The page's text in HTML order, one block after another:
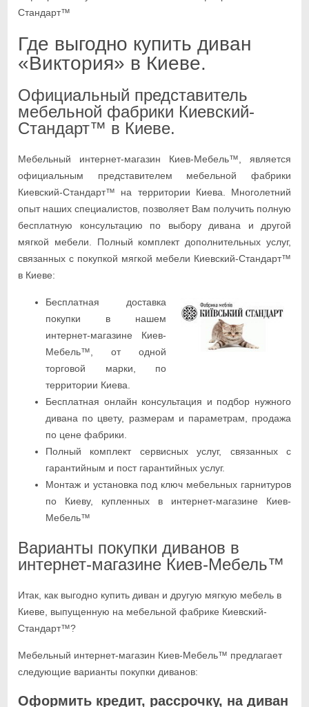
Стандарт™
Где выгодно купить диван
«Виктория» в Киеве.
Официальный представитель
мебельной фабрики Киевский-
Стандарт™ в Киеве.
Мебельный интернет-магазин Киев-Мебель™, является
официальным представителем мебельной фабрики
Киевский-Стандарт™ на территории Киева. Многолетний
опыт наших специалистов, позволяет Вам получить полную
бесплатную консультацию по выбору дивана и другой
мягкой мебели. Полный комплект дополнительных услуг,
связанных с покупкой мягкой мебели Киевский-Стандарт™
в Киеве:
Бесплатная доставка
покупки в нашем
интернет-магазине Киев-
Мебель™, от одной
торговой марки, по
территории Киева.
Бесплатная онлайн консультация и подбор нужного
дивана по цвету, размерам и параметрам, продажа
по цене фабрики.
Полный комплект сервисных услуг, связанных с
гарантийным и пост гарантийных услуг.
Монтаж и установка под ключ мебельных гарнитуров
по Киеву, купленных в интернет-магазине Киев-
Мебель™
Варианты покупки диванов в
интернет-магазине Киев-Мебель™
Итак, как выгодно купить диван и другую мягкую мебель в
Киеве, выпущенную на мебельной фабрике Киевский-
Стандарт™?
Мебельный интернет-магазин Киев-Мебель™ предлагает
следующие варианты покупки диванов:
Оформить кредит, рассрочку, на диван